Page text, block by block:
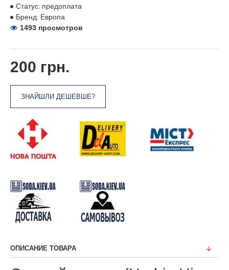
200 грн.
ЗНАЙШЛИ ДЕШЕВШЕ?
Статус: предоплата
Бренд: Европа
1493 просмотров
ОПИСАНИЕ ТОВАРА